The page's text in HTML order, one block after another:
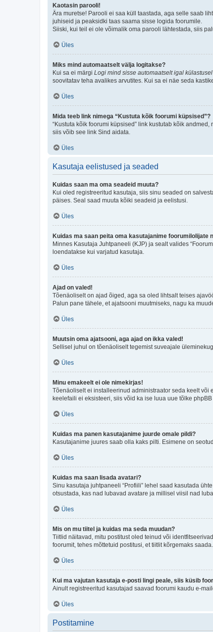
Kaotasin parooli!
Ära muretse! Parooli ei saa küll taastada, aga selle saab
juhiseid ja peaksidki taas saama sisse logida foorumile.
Siiski, kui teil ei ole võimalik oma parooli lähtestada, siis
Üles
Miks mind automaatselt välja logitakse?
Kui sa ei märgi Logi mind sisse automaatselt igal külastusel
soovitatav teha avalikes arvutites. Kui sa ei näe seda
Üles
Mida teeb link nimega “Kustuta kõik foorumi küpsised”?
“Kustuta kõik foorumi küpsised” link kustutab kõik
siis võib see link Sind aidata.
Üles
Kasutaja eelistused ja seaded
Kuidas saan ma oma seadeid muuta?
Kui oled registreeritud kasutaja, siis sinu seaded on
päises. Seal saad muuta kõiki seadeid ja eelistusi.
Üles
Kuidas ma saan peita oma kasutajanime foorumilolijate
Minnes Kasutaja Juhtpaneeli (KJP) ja sealt valides
loendatakse kui varjatud kasutaja.
Üles
Ajad on valed!
Tõenäoliselt on ajad õiged, aga sa oled lihtsalt teises
Palun pane tähele, et ajatsooni muutmiseks, nagu ka
Üles
Muutsin oma ajatsooni, aga ajad on ikka valed!
Sellisel juhul on tõenäoliselt tegemist suveajale
Üles
Minu emakeelt ei ole nimekirjas!
Tõenäoliselt ei installeerinud administraator seda keelt
keelefaili ei eksisteeri, siis võid ka ise luua uue tõlke
Üles
Kuidas ma panen kasutajanime juurde omale pildi?
Kasutajanime juures saab olla kaks pilti. Esimene on
Üles
Kuidas ma saan lisada avatari?
Sinu kasutaja juhtpaneeli “Profiili” lehel saad kasutada
otsustada, kas nad lubavad avatare ja millisel viisil nad
Üles
Mis on mu tiitel ja kuidas ma seda muudan?
Tiitlid näitavad, mitu postitust oled teinud või
foorumit, tehes mõttetuid postitusi, et tiitlit kõrgemaks
Üles
Kui ma vajutan kasutaja e-posti lingi peale, siis küsib
Ainult registreeritud kasutajad saavad foorumi kaudu e-
Üles
Postitamine